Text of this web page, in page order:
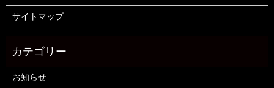
サイトマップ
お知らせ